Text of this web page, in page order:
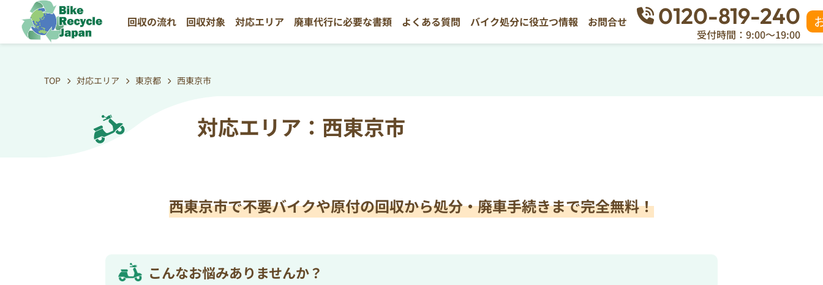
回収の流れ 回収対象 対応エリア 廃車代行に必要な書類 よくある質問 バイク処分に役立つ情報 お問合せ 0120-819-240
受付時間：9:00～19:00
TOP 対応エリア 東京都 西東京市
対応エリア：西東京市
西東京市で不要バイクや原付の回収から処分・廃車手続きまで完全無料！
こんなお悩みありませんか？